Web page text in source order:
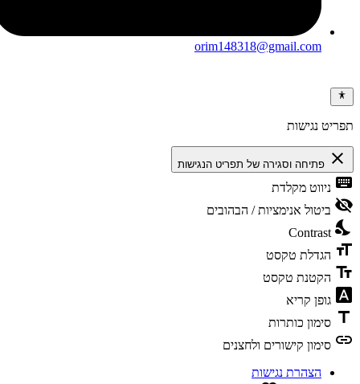
orim148318@gmail.com
נגישות
close פתיחה וסגירה של תפריט הנגישות
ניווט מקלדת
ביטול אנימציות / הבהובים
Contrast
הגדלת טקסט
הקטנת טקסט
גופן קריא
סימון כותרות
סימון קישורים ולחצנים
הצהרת נגישות